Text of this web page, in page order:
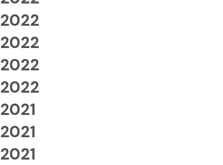
2022
2022
2022
2022
2021
2021
2021